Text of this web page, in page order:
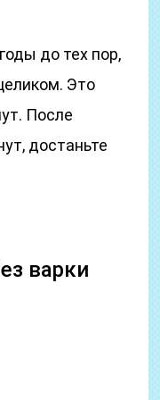
до тех пор,
Это
После
достаньте
варки